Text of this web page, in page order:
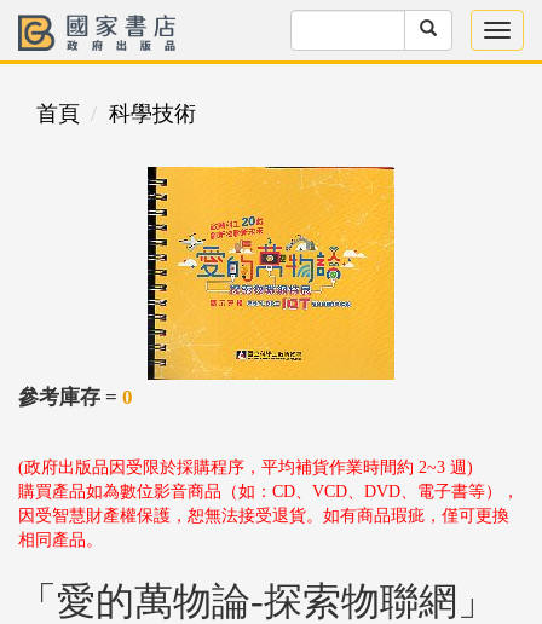
首頁 科學技術
參考庫存 = 0
(政府出版品因受限於採購程序，平均補貨作業時間約 2~3 週)
購買產品如為數位影音商品（如：CD、VCD、DVD、電子書等），
因受智慧財產權保護，恕無法接受退貨。如有商品瑕疵，僅可更換
相同產品。
「愛的萬物論-探索物聯網」